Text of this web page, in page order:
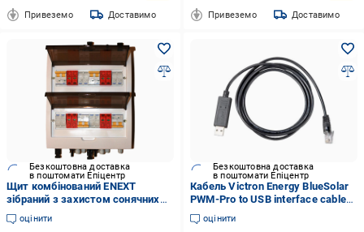
Привеземо Доставимо Привеземо Доставимо
Безкоштовна доставка
в поштомати Епіцентр
Щит комбінований ENEXT
зібраний з захистом сонячних
панелей 4 стрінга IP40 24 м
(35395777)
оцінити
Безкоштовна доставка
в поштомати Епіцентр
Кабель Victron Energy BlueSolar
PWM-Pro to USB interface cable
(2983440180)
оцінити